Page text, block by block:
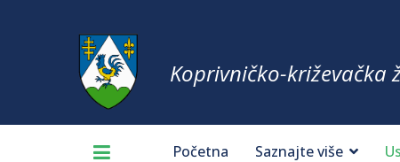
Koprivničko-križevačka
Početna Saznajte više